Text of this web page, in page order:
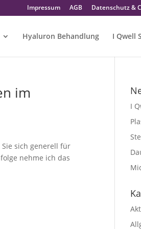
Impressum AGB Datenschutz &
Hyaluron Behandlung I Qwell
im
sich generell für
nehme ich das
I